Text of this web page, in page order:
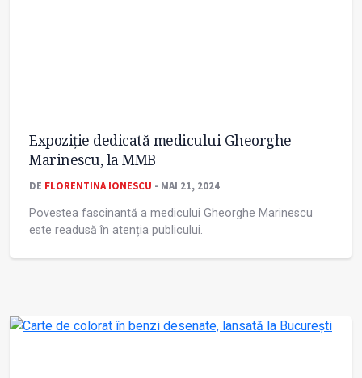
Expoziție dedicată medicului Gheorghe
Marinescu, la MMB
DE FLORENTINA IONESCU - MAI 21, 2024
Povestea fascinantă a medicului Gheorghe Marinescu
este readusă în atenția publicului.